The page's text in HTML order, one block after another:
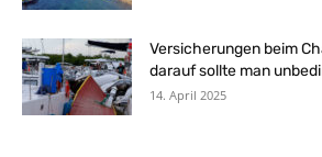
Versicherungen beim
darauf sollte man
14. April 2025